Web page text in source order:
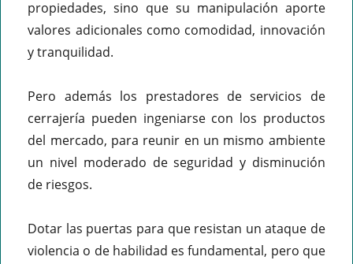
propiedades, sino que su manipulación aporte
valores adicionales como comodidad, innovación
y tranquilidad.
Pero además los prestadores de servicios de
cerrajería pueden ingeniarse con los productos
del mercado, para reunir en un mismo ambiente
un nivel moderado de seguridad y disminución
de riesgos.
Dotar las puertas para que resistan un ataque de
violencia o de habilidad es fundamental, pero que